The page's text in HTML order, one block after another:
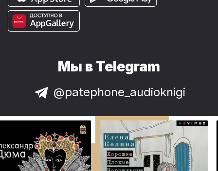
Мы в Telegram
@patephone_audioknigi